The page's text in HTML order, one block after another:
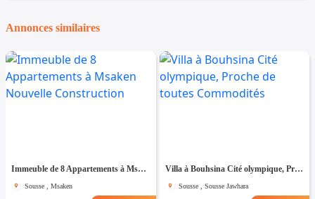
Annonces similaires
Immeuble de 8 Appartements à Msaken Nouvelle Construction
Sousse , Msaken
Villa à Bouhsina Cité olympique, Proche de toutes Commodités
Sousse , Sousse Jawhara